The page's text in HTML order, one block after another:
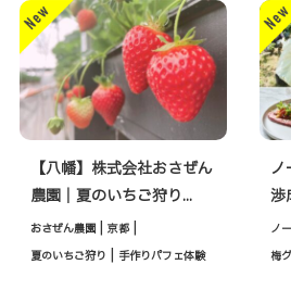
【八幡】株式会社おさぜん
農園｜夏のいちご狩り...
おさぜん農園 | 京都 |
夏のいちご狩り | 手作りパフェ体験
ノ
渉
ノ
梅